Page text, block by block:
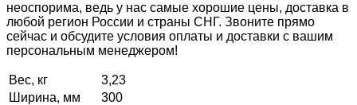
неоспорима, ведь у нас самые хорошие цены, доставка в
любой регион России и страны СНГ. Звоните прямо
сейчас и обсудите условия оплаты и доставки с вашим
персональным менеджером!
Вес, кг
3,23
Ширина, мм
300